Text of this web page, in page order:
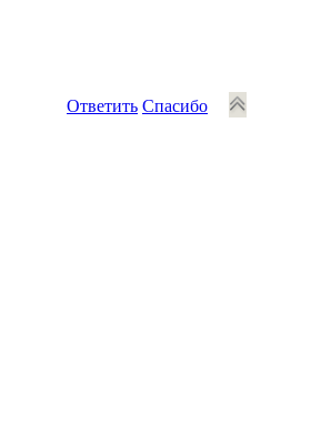
Ответить Спасибо